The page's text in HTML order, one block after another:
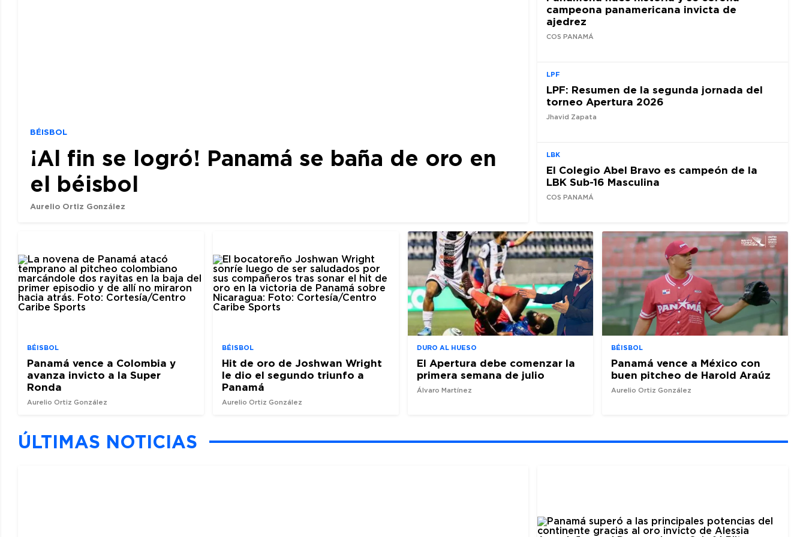
BÉISBOL
¡Al fin se logró! Panamá se baña de oro en
el béisbol
Aurelio Ortiz González
campeona panamericana invicta de
ajedrez
COS PANAMÁ
LPF
LPF: Resumen de la segunda jornada del
torneo Apertura 2026
Jhavid Zapata
LBK
El Colegio Abel Bravo es campeón de la
LBK Sub-16 Masculina
COS PANAMÁ
BÉISBOL
Panamá vence a Colombia y
avanza invicto a la Super
Ronda
Aurelio Ortiz González
BÉISBOL
Hit de oro de Joshwan Wright
le dio el segundo triunfo a
Panamá
Aurelio Ortiz González
DURO AL HUESO
El Apertura debe comenzar la
primera semana de julio
Álvaro Martínez
BÉISBOL
Panamá vence a México con
buen pitcheo de Harold Araúz
Aurelio Ortiz González
ÚLTIMAS NOTICIAS